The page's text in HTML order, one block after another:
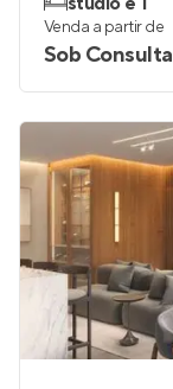
Venda a partir de
Sob Consulta